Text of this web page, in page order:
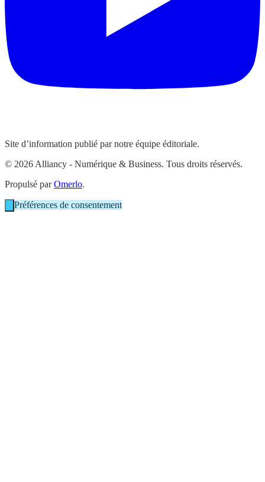
Site d’information publié par notre équipe éditoriale.
© 2026 Alliancy - Numérique & Business. Tous droits réservés.
Propulsé parOmerlo.
Préférences de consentement